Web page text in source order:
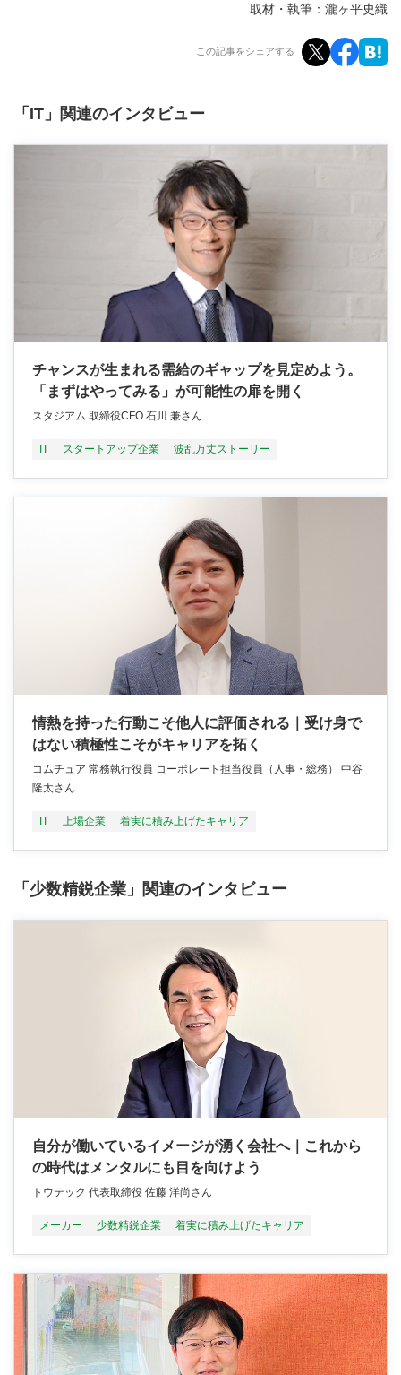
取材・執筆：瀧ヶ平史織
この記事をシェアする
「IT」関連のインタビュー
チャンスが生まれる需給のギャップを見定めよう。
「まずはやってみる」が可能性の扉を開く
スタジアム 取締役CFO 石川 兼さん
IT スタートアップ企業 波乱万丈ストーリー
情熱を持った行動こそ他人に評価される｜受け身で
はない積極性こそがキャリアを拓く
コムチュア 常務執行役員 コーポレート担当役員（人事・総務） 中谷
隆太さん
IT 上場企業 着実に積み上げたキャリア
「少数精鋭企業」関連のインタビュー
自分が働いているイメージが湧く会社へ｜これから
の時代はメンタルにも目を向けよう
トウテック 代表取締役 佐藤 洋尚さん
メーカー 少数精鋭企業 着実に積み上げたキャリア